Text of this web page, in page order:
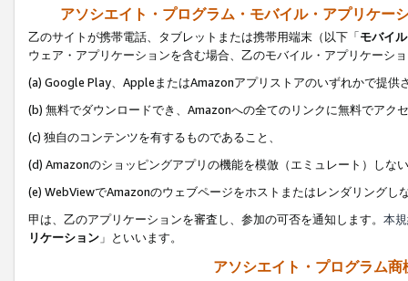
アソシエイト・プログラム・モバイル・アプリケー
乙のサイトが携帯電話、タブレットまたは携帯用端末（以下「モバイ
ウェア・アプリケーションを含む場合、乙のモバイル・アプリケーシ
(a) Google Play、AppleまたはAmazonアプリストアのいずれかで提供
(b) 無料でダウンロードでき、Amazonへの全てのリンクに無料でアク
(c) 独自のコンテンツを有するものであること、
(d) Amazonのショッピングアプリの機能を模倣（エミュレート）しな
(e) WebViewでAmazonのウェブページをホストまたはレンダリングし
甲は、乙のアプリケーションを審査し、参加の可否を通知します。 本
リケーション 」といいます。
アソシエイト・プログラム